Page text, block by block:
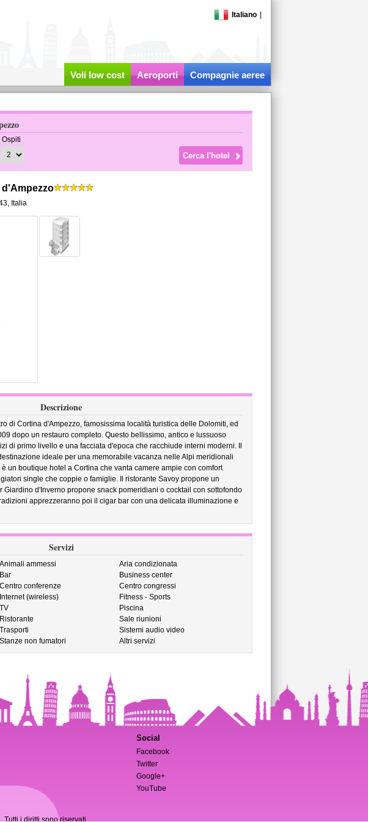
Italiano
Voli low cost Aeroporti Compagnie aeree
Ospiti
Italia
Descrizione
di Cortina d'Ampezzo, famosissima località turistica delle Dolomiti, ed
dopo un restauro completo. Questo bellissimo, antico e lussuoso
di primo livello e una facciata d'epoca che racchiude interni moderni. Il
ideale per una memorabile vacanza nelle Alpi meridionali
un boutique hotel a Cortina che vanta camere ampie con comfort
single che coppie o famiglie. Il ristorante Savoy propone un
Giardino d'Inverno propone snack pomeridiani o cocktail con sottofondo
apprezzeranno poi il cigar bar con una delicata illuminazione e
Servizi
Animali ammessi
Aria condizionata
Bar
Business center
Centro conferenze
Centro congressi
Internet (wireless)
Fitness - Sports
TV
Piscina
Ristorante
Sale riunioni
Trasporti
Sistemi audio video
Stanze non fumatori Altri servizi
Social
Facebook
Twitter
Google+
YouTube
Tutti i diritti sono riservati.